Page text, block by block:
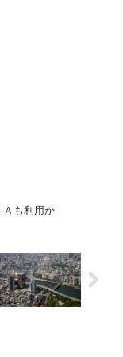
Ａも利用か